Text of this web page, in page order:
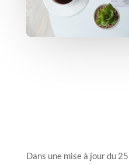
Dans une mise à jour du